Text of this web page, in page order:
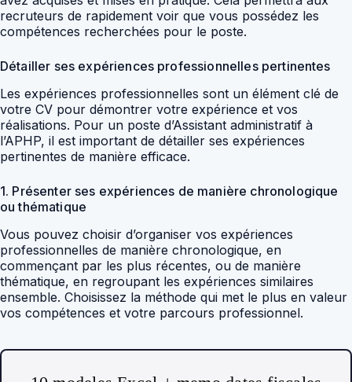
recruteurs de rapidement voir que vous possédez les
compétences recherchées pour le poste.
Détailler ses expériences professionnelles pertinentes
Les expériences professionnelles sont un élément clé de
votre CV pour démontrer votre expérience et vos
réalisations. Pour un poste d’Assistant administratif à
l’APHP, il est important de détailler ses expériences
pertinentes de manière efficace.
1. Présenter ses expériences de manière chronologique
ou thématique
Vous pouvez choisir d’organiser vos expériences
professionnelles de manière chronologique, en
commençant par les plus récentes, ou de manière
thématique, en regroupant les expériences similaires
ensemble. Choisissez la méthode qui met le plus en valeur
vos compétences et votre parcours professionnel.